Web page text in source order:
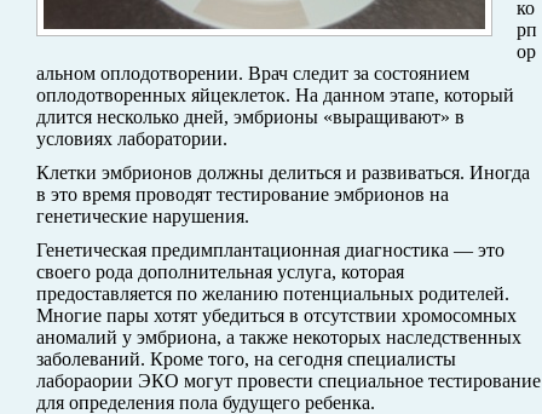
ко
рп
ор
альном оплодотворении. Врач следит за состоянием
оплодотворенных яйцеклеток. На данном этапе, который
длится несколько дней, эмбрионы «выращивают» в
условиях лаборатории.
Клетки эмбрионов должны делиться и развиваться. Иногда
в это время проводят тестирование эмбрионов на
генетические нарушения.
Генетическая предимплантационная диагностика — это
своего рода дополнительная услуга, которая
предоставляется по желанию потенциальных родителей.
Многие пары хотят убедиться в отсутствии хромосомных
аномалий у эмбриона, а также некоторых наследственных
заболеваний. Кроме того, на сегодня специалисты
лабораории ЭКО могут провести специальное тестирование
для определения пола будущего ребенка.